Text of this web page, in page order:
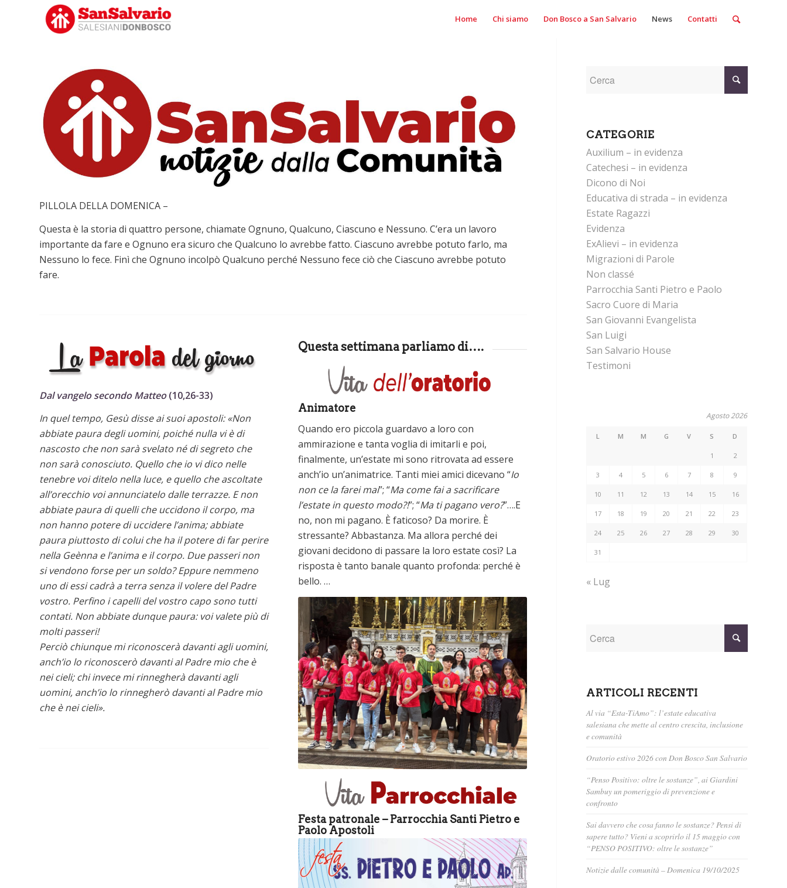
Home Chi siamo Don Bosco a San Salvario News Contatti
PILLOLA DELLA DOMENICA –
Questa è la storia di quattro persone, chiamate Ognuno, Qualcuno, Ciascuno e Nessuno. C’era un lavoro
importante da fare e Ognuno era sicuro che Qualcuno lo avrebbe fatto. Ciascuno avrebbe potuto farlo, ma
Nessuno lo fece. Finì che Ognuno incolpò Qualcuno perché Nessuno fece ciò che Ciascuno avrebbe potuto
fare.
Dal vangelo secondo Matteo(10,26-33)
In quel tempo, Gesù disse ai suoi apostoli: «Non
abbiate paura degli uomini, poiché nulla vi è di
nascosto che non sarà svelato né di segreto che
non sarà conosciuto. Quello che io vi dico nelle
tenebre voi ditelo nella luce, e quello che ascoltate
all’orecchio voi annunciatelo dalle terrazze. E non
abbiate paura di quelli che uccidono il corpo, ma
non hanno potere di uccidere l’anima; abbiate
paura piuttosto di colui che ha il potere di far perire
nella Geènna e l’anima e il corpo. Due passeri non
si vendono forse per un soldo? Eppure nemmeno
uno di essi cadrà a terra senza il volere del Padre
vostro. Perfino i capelli del vostro capo sono tutti
contati. Non abbiate dunque paura: voi valete più di
molti passeri!
Perciò chiunque mi riconoscerà davanti agli uomini,
anch’io lo riconoscerò davanti al Padre mio che è
nei cieli; chi invece mi rinnegherà davanti agli
uomini, anch’io lo rinnegherò davanti al Padre mio
che è nei cieli».
Questa settimana parliamo di….
Animatore
Quando ero piccola guardavo a loro con
ammirazione e tanta voglia di imitarli e poi,
finalmente, un’estate mi sono ritrovata ad essere
anch’io un’animatrice. Tanti miei amici dicevano “Io
non ce la farei mai”; “Ma come fai a sacrificare
l’estate in questo modo?!”; “Ma ti pagano vero?”….E
no, non mi pagano. È faticoso? Da morire. È
stressante? Abbastanza. Ma allora perché dei
giovani decidono di passare la loro estate così? La
risposta è tanto banale quanto profonda: perché è
bello. …
Festa patronale – Parrocchia Santi Pietro e
Paolo Apostoli
CATEGORIE
Auxilium – in evidenza
Catechesi – in evidenza
Dicono di Noi
Educativa di strada – in evidenza
Estate Ragazzi
Evidenza
ExAlievi – in evidenza
Migrazioni di Parole
Non classé
Parrocchia Santi Pietro e Paolo
Sacro Cuore di Maria
San Giovanni Evangelista
San Luigi
San Salvario House
Testimoni
Agosto 2026
L M M G V S D
1 2
3 4 5 6 7 8 9
10 11 12 13 14 15 16
17 18 19 20 21 22 23
24 25 26 27 28 29 30
31
« Lug
ARTICOLI RECENTI
Al via “Esta-TiAmo”: l’estate educativa
salesiana che mette al centro crescita, inclusione
e comunità
Oratorio estivo 2026 con Don Bosco San Salvario
“Penso Positivo: oltre le sostanze”, ai Giardini
Sambuy un pomeriggio di prevenzione e
confronto
Sai davvero che cosa fanno le sostanze? Pensi di
sapere tutto? Vieni a scoprirlo il 15 maggio con
“PENSO POSITIVO: oltre le sostanze”
Notizie dalle comunità – Domenica 19/10/2025